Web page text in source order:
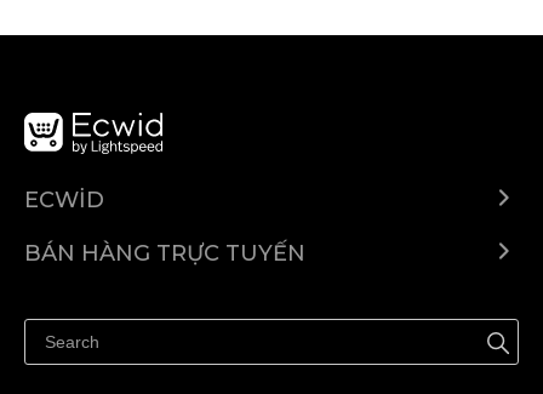
ECWID
Trung tâm trợ giúp
BÁN HÀNG TRỰC TUYẾN
Quảng bá ở bất cứ đâu
Kiểm soát mọi thứ